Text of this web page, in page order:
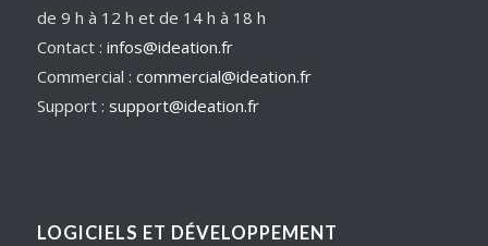
de 9 h à 12 h et de 14 h à 18 h
Contact : infos@ideation.fr
Commercial : commercial@ideation.fr
Support : support@ideation.fr
LOGICIELS ET DÉVELOPPEMENT